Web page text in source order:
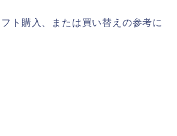
ト購入、または買い替えの参考に